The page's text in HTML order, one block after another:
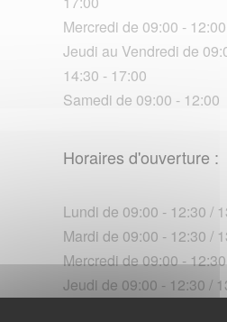
Mercredi de 09:00 - 12:00
Jeudi au Vendredi de
14:30 - 17:00
Samedi de 09:00 - 12:00
Horaires d'ouverture :
Lundi de 09:00 - 12:30 /
Mardi de 09:00 - 12:30 /
Mercredi de 09:00 -
Jeudi de 09:00 - 12:30 /